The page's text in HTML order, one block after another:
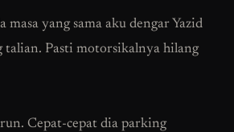
masa yang sama aku dengar Yazid
talian. Pasti motorsikalnya hilang
Cepat-cepat dia parking